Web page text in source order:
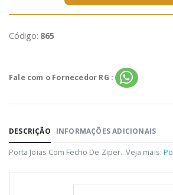
Código: 865
Fale com o Fornecedor RG :
DESCRIÇÃO INFORMAÇÕES ADICIONAIS
Porta Joias Com Fecho De Ziper.. Veja mais: